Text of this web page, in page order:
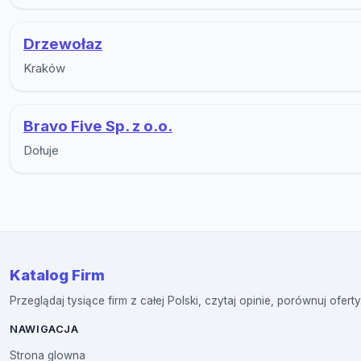
Drzewołaz
Kraków
Bravo Five Sp. z o.o.
Dołuje
Katalog Firm
Przeglądaj tysiące firm z całej Polski, czytaj opinie, porównuj
NAWIGACJA
Strona glowna